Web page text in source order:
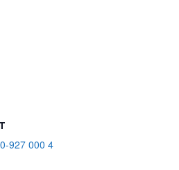
927 000 4